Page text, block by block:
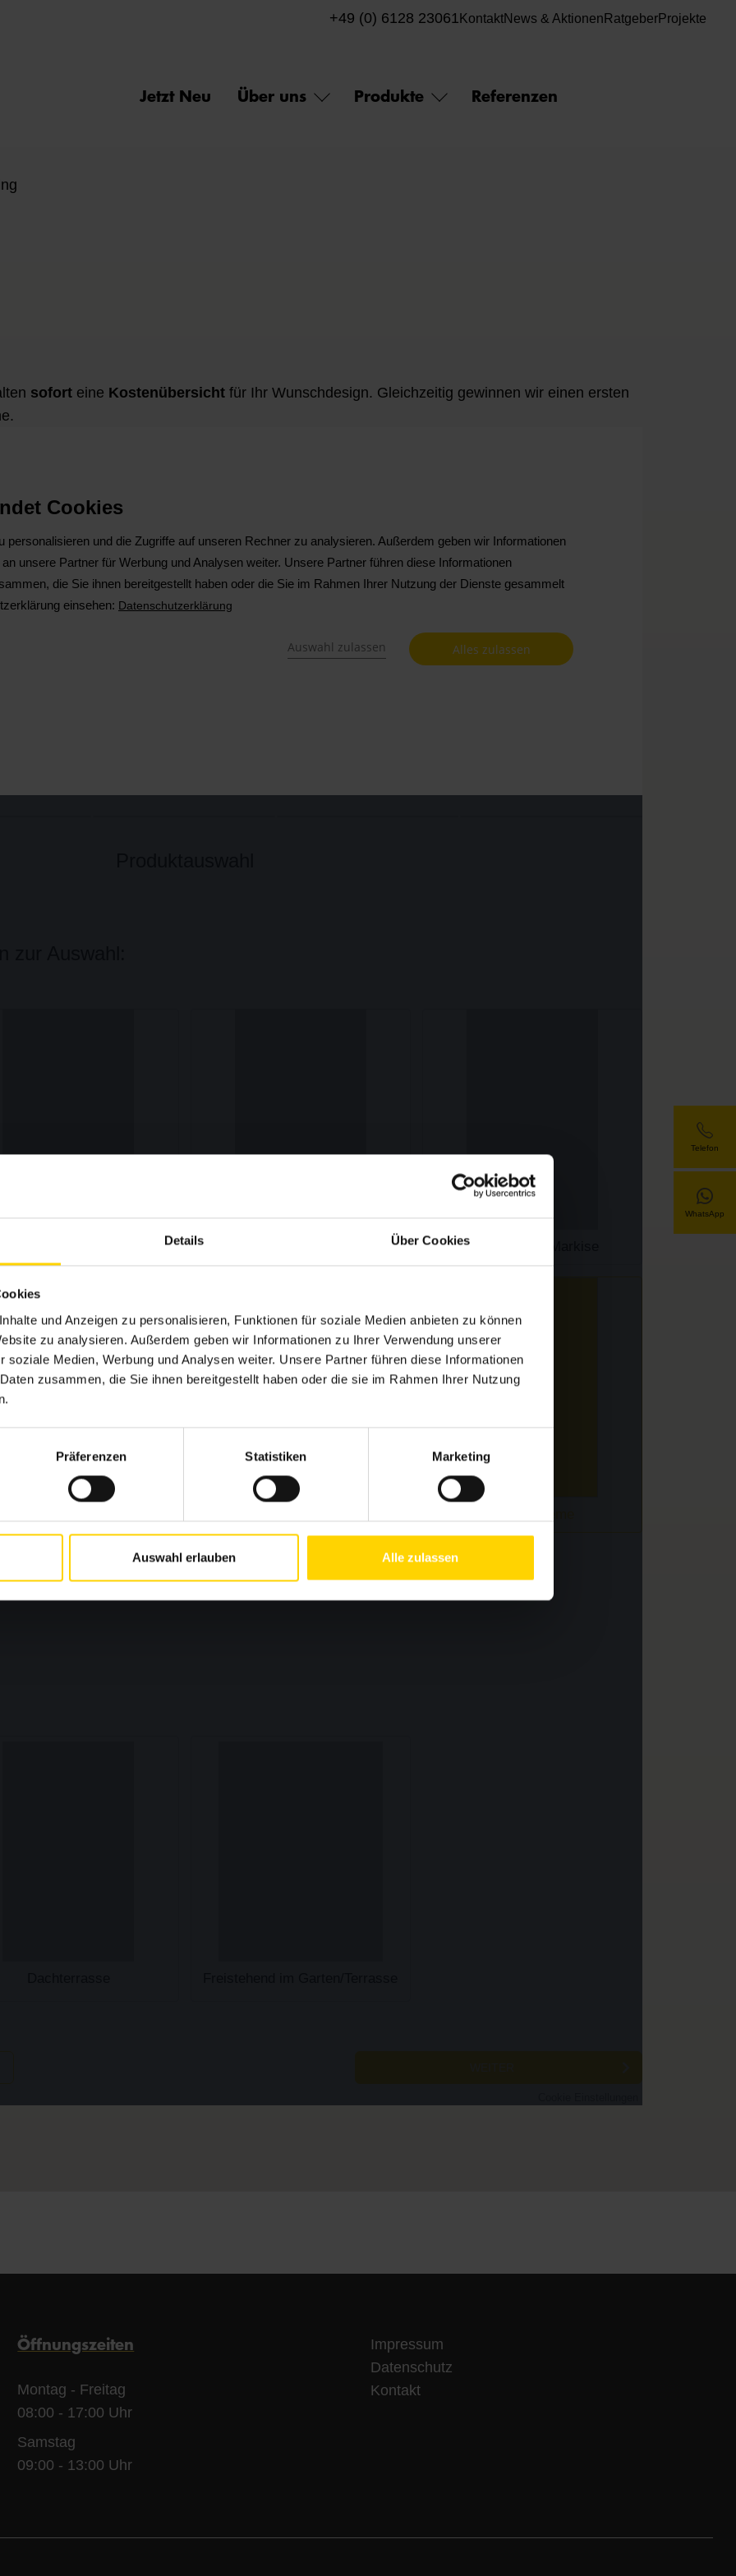
Details Über Cookies
und Anzeigen zu personalisieren, Funktionen für soziale Medien anbieten zu können
zu analysieren. Außerdem geben wir Informationen zu Ihrer Verwendung unserer
soziale Medien, Werbung und Analysen weiter. Unsere Partner führen diese Informationen
zusammen, die Sie ihnen bereitgestellt haben oder die sie im Rahmen Ihrer Nutzung
Präferenzen Statistiken Marketing
Auswahl erlauben Alle zulassen
+49 (0) 6128 23061 KontaktNews & Aktionen RatgeberProjekte
Jetzt Neu Über uns Produkte Referenzen
sofort eine Kostenübersicht für Ihr Wunschdesign. Gleichzeitig gewinnen wir einen ersten
Öffnungszeiten
Montag - Freitag
08:00 - 17:00 Uhr
Samstag
09:00 - 13:00 Uhr
Impressum
Datenschutz
Kontakt
Telefon
WhatsApp